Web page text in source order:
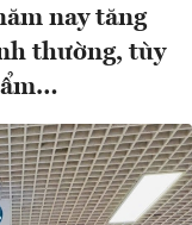
nay tăng
thường, tùy